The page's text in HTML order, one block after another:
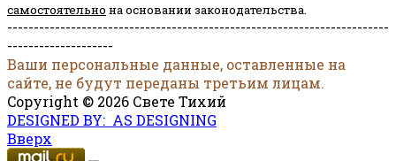
самостоятельно на основании законодательства.
------------------------------------------------------------------------
--------------------
Ваши персональные данные, оставленные на
сайте, не будут переданы третьим лицам.
Copyright © 2026 Свете Тихий
DESIGNED BY: AS DESIGNING
Вверх